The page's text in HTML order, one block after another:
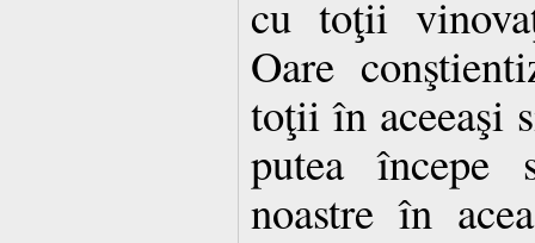
cu toţii
Oare
toţii în aceeaşi
putea începe
noastre în